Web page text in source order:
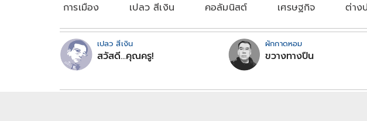
การเมือง เปลว สีเงิน คอลัมนิสต์ เศรษฐกิจ ต่าง
เปลว สีเงิน
สวัสดี...คุณครู!
ผักกาดหอม
ขวางทางปืน